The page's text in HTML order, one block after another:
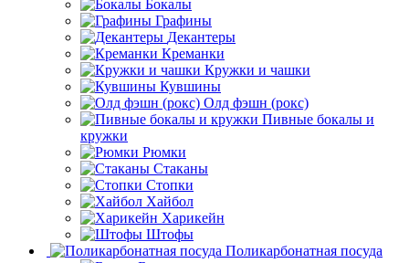
Бокалы
Графины
Декантеры
Креманки
Кружки и чашки
Кувшины
Олд фэшн (рокс)
Пивные бокалы и
кружки
Рюмки
Стаканы
Стопки
Хайбол
Харикейн
Штофы
Поликарбонатная посуда